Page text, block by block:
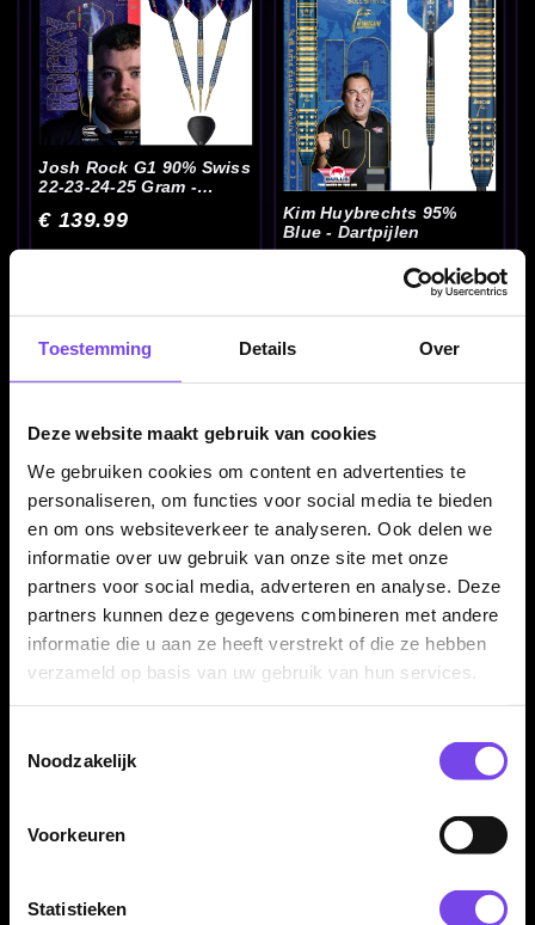
Toestemming Details Over
Deze website maakt gebruik van cookies
We gebruiken cookies om content en advertenties te
personaliseren, om functies voor social media te bieden
en om ons websiteverkeer te analyseren. Ook delen we
informatie over uw gebruik van onze site met onze
partners voor social media, adverteren en analyse. Deze
partners kunnen deze gegevens combineren met andere
informatie die u aan ze heeft verstrekt of die ze hebben
verzameld op basis van uw gebruik van hun services.
Noodzakelijk
Voorkeuren
Statistieken
Josh Rock G1 90% Swiss
22-23-24-25 Gram -
€ 139.99
Kim Huybrechts 95%
Blue - Dartpijlen
Legend Eric Bristow
Black 90% 22-24-26 Gram
€ 69.95
Legend Eric Bristow
Gold 90% 22-24-26 Gram
€ 69.95
Dartpijlen
€ 59.95
24-26 Gram - Dartpijlen